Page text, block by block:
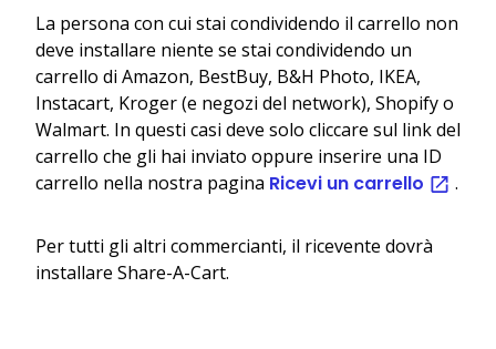
La persona con cui stai condividendo il carrello non
deve installare niente se stai condividendo un
carrello di Amazon, BestBuy, B&H Photo, IKEA,
Instacart, Kroger (e negozi del network), Shopify o
Walmart. In questi casi deve solo cliccare sul link del
carrello che gli hai inviato oppure inserire una ID
carrello nella nostra pagina Ricevi un carrello .
Per tutti gli altri commercianti, il ricevente dovrà
installare Share-A-Cart.